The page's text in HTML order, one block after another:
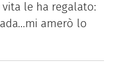
le ha regalato:
amerò lo